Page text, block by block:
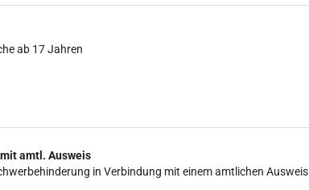
ab 17 Jahren
amtl. Ausweis
in Verbindung mit einem amtlichen Ausweis